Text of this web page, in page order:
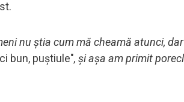
nu știa cum mă cheamă atunci,
bun, puștiule", și așa am primit